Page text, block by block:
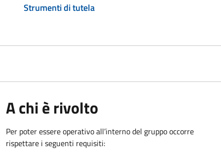
Strumenti di tutela
A chi è rivolto
Per poter essere operativo all’interno del gruppo occorre
rispettare i seguenti requisiti: